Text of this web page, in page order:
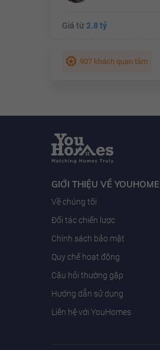
Giá từ2.8 tỷ
907 khách quan tâm
GIỚI THIỆU VỀ
Về chúng tôi
Đối tác chiến lược
Chính sách bảo mật
Quy chế hoạt động
Câu hỏi thường gặp
Hướng dẫn sử dụng
Liên hệ với YouHomes